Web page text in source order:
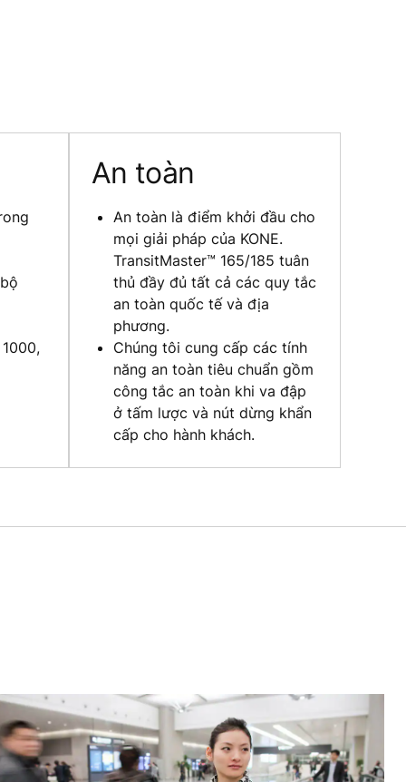
An toàn
An toàn là điểm khởi đầu cho
mọi giải pháp của KONE.
TransitMaster™ 165/185 tuân
thủ đầy đủ tất cả các quy tắc
an toàn quốc tế và địa
phương.
Chúng tôi cung cấp các tính
năng an toàn tiêu chuẩn gồm
công tắc an toàn khi va đập
ở tấm lược và nút dừng khẩn
cấp cho hành khách.